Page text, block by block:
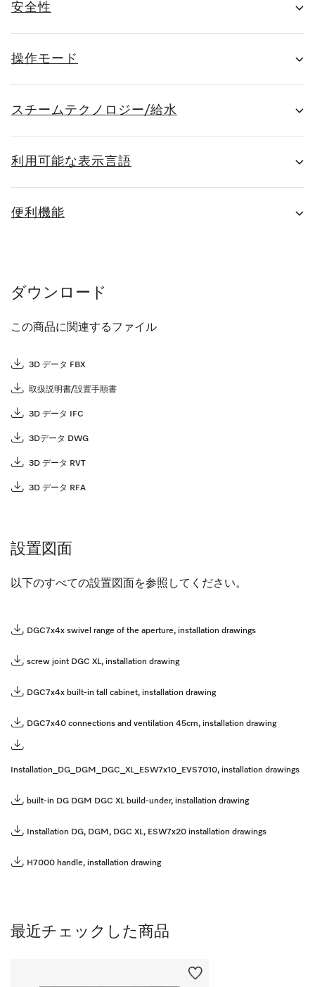
安全性
操作モード
スチームテクノロジー/給水
利用可能な表示言語
便利機能
ダウンロード
この商品に関連するファイル
3D データ FBX
取扱説明書/設置手順書
3D データ IFC
3Dデータ DWG
3D データ RVT
3D データ RFA
設置図面
以下のすべての設置図面を参照してください。
DGC7x4x swivel range of the aperture, installation drawings
screw joint DGC XL, installation drawing
DGC7x4x built-in tall cabinet, installation drawing
DGC7x40 connections and ventilation 45cm, installation drawing
Installation_DG_DGM_DGC_XL_ESW7x10_EVS7010, installation drawings
built-in DG DGM DGC XL build-under, installation drawing
Installation DG, DGM, DGC XL, ESW7x20 installation drawings
H7000 handle, installation drawing
最近チェックした商品